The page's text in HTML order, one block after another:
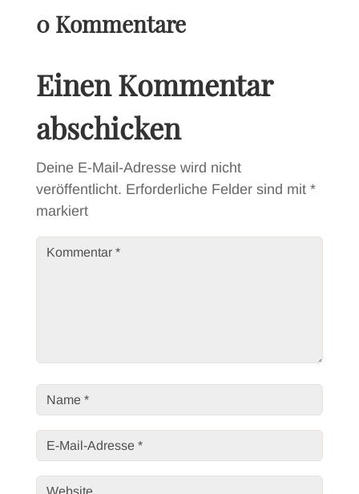
0 Kommentare
Einen Kommentar
abschicken
Deine E-Mail-Adresse wird nicht
veröffentlicht. Erforderliche Felder sind mit *
markiert